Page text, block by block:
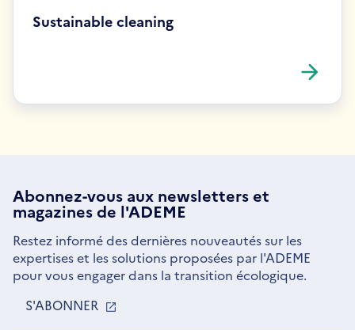
Sustainable cleaning
Abonnez-vous aux newsletterset
magazines de l'ADEME
Restez informé des dernières nouveautés sur les
expertises et les solutions proposées par l'ADEME
pour vous engager dans la transition écologique.
S'ABONNER